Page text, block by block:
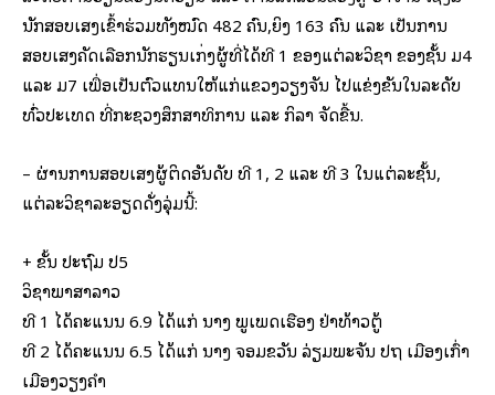
ນັກສອບເສັງເຂົ້າຮ່ວມທັງໝົດ 482 ຄົນ,ຍິງ 163 ຄົນ ແລະ ເປັນການ
ສອບເສັງຄັດເລືອກນັກຮຽນເກັ່ງຜູ້ທີ່ໄດ້ທີ 1 ຂອງແຕ່ລະວິຊາ ຂອງຊັ້ນ ມ4
ແລະ ມ7 ເພື່ອເປັນຕົວແທນໃຫ້ແກ່ແຂວງວຽງຈັນ ໄປແຂ່ງຂັນໃນລະດັບ
ທົ່ວປະເທດ ທີ່ກະຊວງສຶກສາທິການ ແລະ ກິລາ ຈັດຂື້ນ.
– ຜ່ານການສອບເສັງຜູ້ຕິດອັນດັບ ທີ 1, 2 ແລະ ທີ 3 ໃນແຕ່ລະຊັ້ນ,
ແຕ່ລະວິຊາລະອຽດດັ່ງລຸ່ມນີ້:
+ ຂັ້ນ ປະຖົມ ປ5
ວິຊາພາສາລາວ
ທີ 1 ໄດ້ຄະແນນ 6.9 ໄດ້ແກ່ ນາງ ພູເພັດເຮືອງ ຢ່າທ້າວຕູ້
ທີ 2 ໄດ້ຄະແນນ 6.5 ໄດ້ແກ່ ນາງ ຈອມຂວັນ ລ່ຽມພະຈັນ ປຖ ເມືອງເກົ່າ
ເມືອງວຽງຄຳ